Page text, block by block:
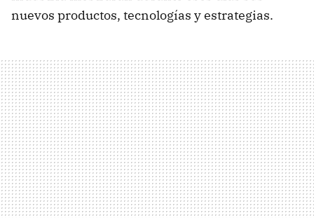
nuevos productos, tecnologías y estrategias.